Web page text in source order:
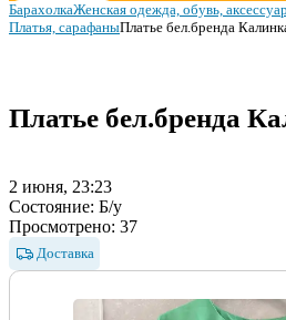
БарахолкаЖенская одежда, обувь,
Платья, сарафаныПлатье бел.бренда
Платье бел.бренда
2 июня, 23:23
Состояние: Б/у
Просмотрено: 37
Доставка